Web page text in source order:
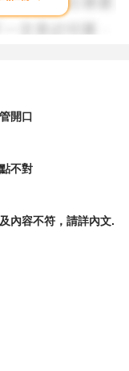
開口
不對
內容不符，請詳內文.